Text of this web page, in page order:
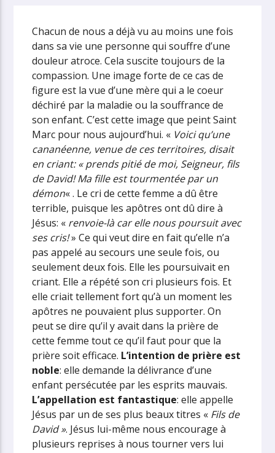
Chacun de nous a déjà vu au moins une fois
dans sa vie une personne qui souffre d’une
douleur atroce. Cela suscite toujours de la
compassion. Une image forte de ce cas de
figure est la vue d’une mère qui a le coeur
déchiré par la maladie ou la souffrance de
son enfant. C’est cette image que peint Saint
Marc pour nous aujourd’hui. « Voici qu’une
cananéenne, venue de ces territoires, disait
en criant: « prends pitié de moi, Seigneur, fils
de David! Ma fille est tourmentée par un
démon« . Le cri de cette femme a dû être
terrible, puisque les apôtres ont dû dire à
Jésus: « renvoie-là car elle nous poursuit avec
ses cris!» Ce qui veut dire en fait qu’elle n’a
pas appelé au secours une seule fois, ou
seulement deux fois. Elle les poursuivait en
criant. Elle a répété son cri plusieurs fois. Et
elle criait tellement fort qu’à un moment les
apôtres ne pouvaient plus supporter. On
peut se dire qu’il y avait dans la prière de
cette femme tout ce qu’il faut pour que la
prière soit efficace. L’intention de prière est
noble: elle demande la délivrance d’une
enfant persécutée par les esprits mauvais.
L’appellation est fantastique: elle appelle
Jésus par un de ses plus beaux titres « Fils de
David ». Jésus lui-même nous encourage à
plusieurs reprises à nous tourner vers lui